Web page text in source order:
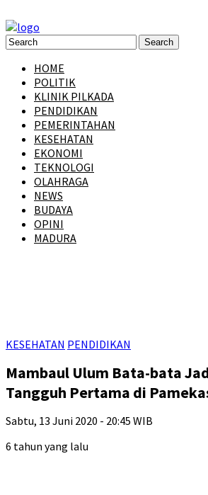
HOME
POLITIK
KLINIK PILKADA
PENDIDIKAN
PEMERINTAHAN
KESEHATAN
EKONOMI
TEKNOLOGI
OLAHRAGA
NEWS
BUDAYA
OPINI
MADURA
KESEHATAN PENDIDIKAN
Mambaul Ulum Bata-bata
Tangguh Pertama di
Sabtu, 13 Juni 2020 - 20:45 WIB
6 tahun yang lalu